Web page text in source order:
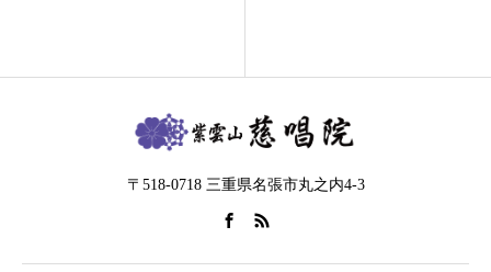
〒518-0718 三重県名張市丸之内4-3